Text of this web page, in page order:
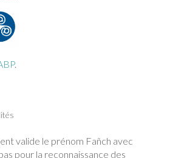
.
valide le prénom Fañch avec
pour la reconnaissance des